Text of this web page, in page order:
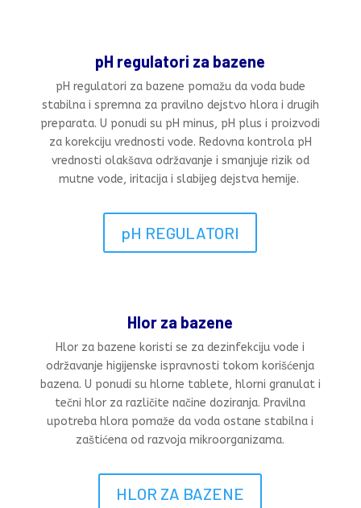
pH regulatori za bazene
pH regulatori za bazene pomažu da voda bude
stabilna i spremna za pravilno dejstvo hlora i drugih
preparata. U ponudi su pH minus, pH plus i proizvodi
za korekciju vrednosti vode. Redovna kontrola pH
vrednosti olakšava održavanje i smanjuje rizik od
mutne vode, iritacija i slabijeg dejstva hemije.
pH REGULATORI
Hlor za bazene
Hlor za bazene koristi se za dezinfekciju vode i
održavanje higijenske ispravnosti tokom korišćenja
bazena. U ponudi su hlorne tablete, hlorni granulat i
tečni hlor za različite načine doziranja. Pravilna
upotreba hlora pomaže da voda ostane stabilna i
zaštićena od razvoja mikroorganizama.
HLOR ZA BAZENE